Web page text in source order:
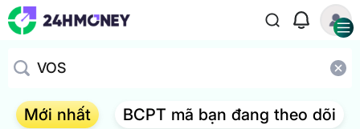
Mới nhất BCPT mã bạn đang theo dõi